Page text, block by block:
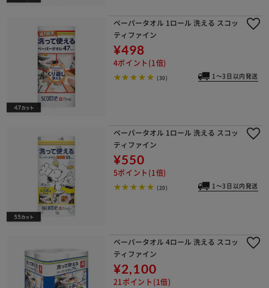
ペーパータオル 1ロール 洗える スコッ
ティファイン
¥498
4ポイント(1倍)
(30) 1～3日以内発送
ペーパータオル 1ロール 洗える スコッ
ティファイン
¥550
5ポイント(1倍)
(20) 1～3日以内発送
ペーパータオル 4ロール 洗える スコッ
ティファイン
¥2,100
21ポイント(1倍)